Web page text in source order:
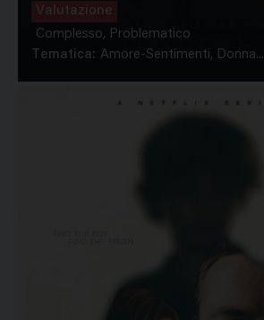
Valutazione
Complesso, Problematico
Tematica: Amore-Sentimenti, Donna...